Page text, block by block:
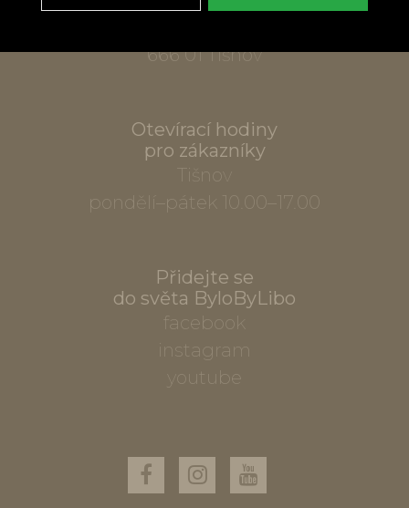
666 01 Tišnov
Otevírací hodiny
pro zákazníky
Tišnov
pondělí–pátek 10.00–17.00
Přidejte se
do světa ByloByLibo
facebook
instagram
youtube